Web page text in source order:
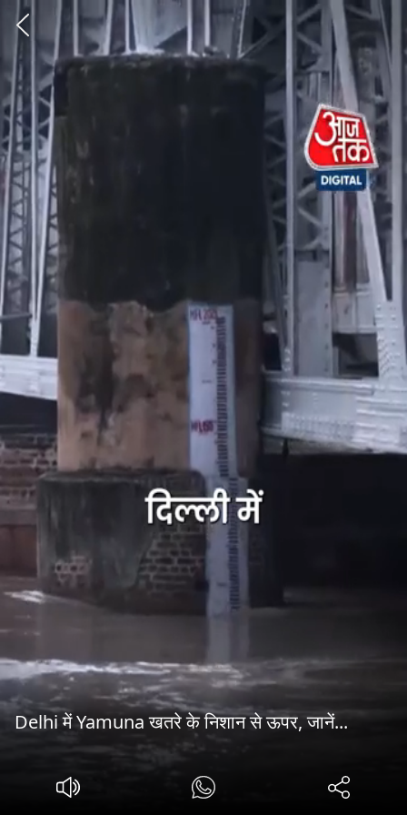
Delhi में Yamuna खतरे के निशान से ऊपर, जानें...